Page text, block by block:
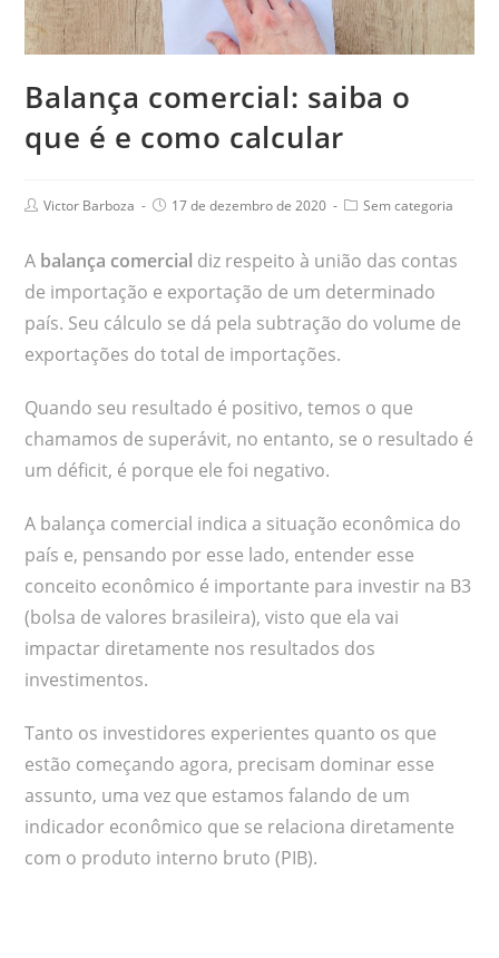
Balança comercial: saiba o
que é e como calcular
Victor Barboza 17 de dezembro de 2020 Sem categoria
A balança comercial diz respeito à união das contas
de importação e exportação de um determinado
país. Seu cálculo se dá pela subtração do volume de
exportações do total de importações.
Quando seu resultado é positivo, temos o que
chamamos de superávit, no entanto, se o resultado é
um déficit, é porque ele foi negativo.
A balança comercial indica a situação econômica do
país e, pensando por esse lado, entender esse
conceito econômico é importante para investir na B3
(bolsa de valores brasileira), visto que ela vai
impactar diretamente nos resultados dos
investimentos.
Tanto os investidores experientes quanto os que
estão começando agora, precisam dominar esse
assunto, uma vez que estamos falando de um
indicador econômico que se relaciona diretamente
com o produto interno bruto (PIB).